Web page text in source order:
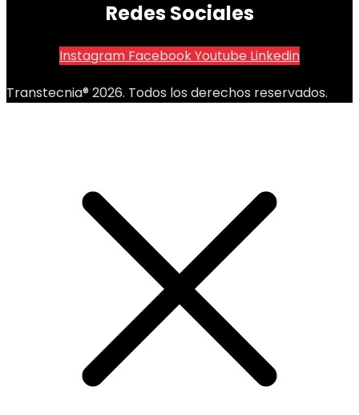
Redes Sociales
Instagram FacebookYoutube Linkedin
Transtecnia® 2026. Todos los derechos reservados.